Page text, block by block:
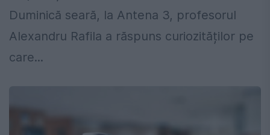
Duminică seară, la Antena 3, profesorul
Alexandru Rafila a răspuns curiozităților pe
care...